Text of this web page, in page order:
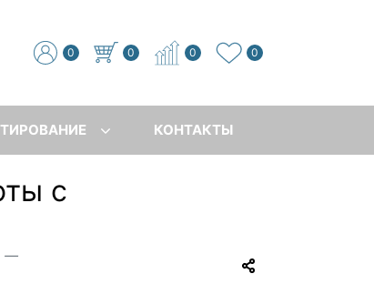
0 0 0 0
КОНТАКТЫ
с
—